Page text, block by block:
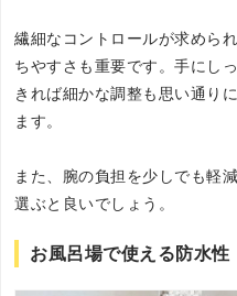
繊細なコントロールが求めら
ちやすさも重要です。手にし
きれば細かな調整も思い通り
ます。
また、腕の負担を少しでも軽
選ぶと良いでしょう。
お風呂場で使える防水性